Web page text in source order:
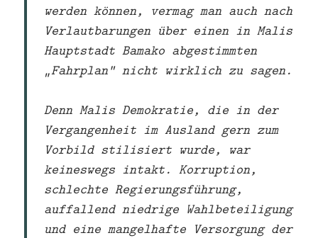
werden können, vermag man auch nach
Verlautbarungen über einen in Malis
Hauptstadt Bamako abgestimmten
„Fahrplan“ nicht wirklich zu sagen.
Denn Malis Demokratie, die in der
Vergangenheit im Ausland gern zum
Vorbild stilisiert wurde, war
keineswegs intakt. Korruption,
schlechte Regierungsführung,
auffallend niedrige Wahlbeteiligung
und eine mangelhafte Versorgung der